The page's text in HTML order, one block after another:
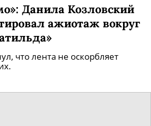
Данила Козловский
ажиотаж вокруг
что лента не оскорбляет